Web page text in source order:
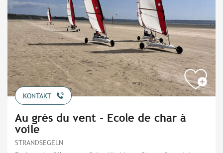
KONTAKT
Au grès du vent - Ecole de char à
voile
STRANDSEGELN